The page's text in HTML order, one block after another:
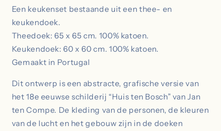
Hand-
&amp;
theedoek
Roze
Hand-
theedoek
Roze
Een keukenset bestaande uit een thee- en
keukendoek.
Theedoek: 65 x 65 cm. 100% katoen.
Keukendoek: 60 x 60 cm. 100% katoen.
Gemaakt in Portugal
Dit ontwerp is een abstracte, grafische versie van
het 18e eeuwse schilderij “Huis ten Bosch” van Jan
ten Compe. De kleding van de personen, de kleuren
van de lucht en het gebouw zijn in de doeken